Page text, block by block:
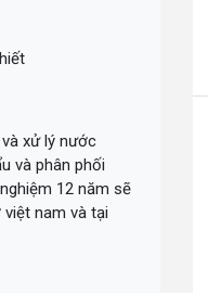
xử lý nước
và phân phối
12 năm sẽ
nam và tại